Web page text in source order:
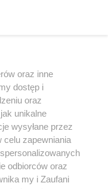
jest:
LIBERTAS
Rzeszów
oraz inne
dostęp i
oraz
unikalne
wysyłane przez
celu zapewniania
odbiorców oraz
my i Zaufani